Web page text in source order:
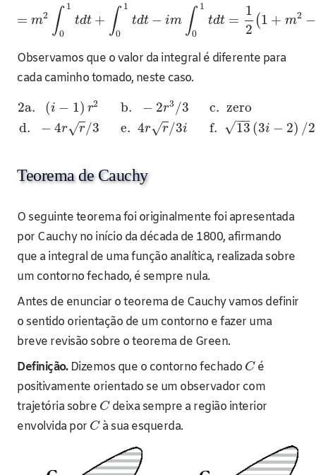
= m2 ∫ 1
0
tdt + ∫ 1
0
tdt − im ∫ 1
0
tdt =
1
2
(1 + m2 −
Observamos que o valor da integral é diferente para
cada caminho tomado, neste caso.
2a. (i − 1) r2
d. − 4r r
√ /3
b. − 2r3 /3
e. 4r r
√ /3i
c. zero
f.
13
−−
√ (3i − 2) /2
Teorema de Cauchy
O seguinte teorema foi originalmente foi apresentada
por Cauchy no início da década de 1800, afirmando
que a integral de uma função analítica, realizada sobre
um contorno fechado, é sempre nula.
Antes de enunciar o teorema de Cauchy vamos definir
o sentido orientação de um contorno e fazer uma
breve revisão sobre o teorema de Green.
Definição.Dizemos que o contorno fechado Cé
positivamente orientado se um observador com
trajetória sobre Cdeixa sempre a região interior
envolvida por Cà sua esquerda.